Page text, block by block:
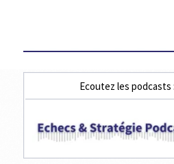
Ecoutez les podcasts :